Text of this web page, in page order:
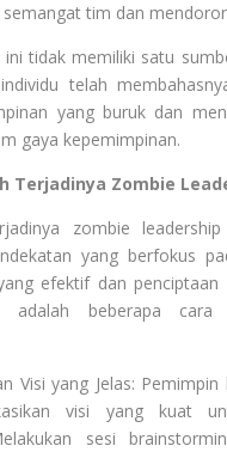
tim dan
ini tidak memiliki satu
telah
yang buruk dan
gaya kepemimpinan.
Terjadinya Zombie
zombie
yang berfokus
efektif dan
adalah beberapa cara
Visi yang Jelas:
visi yang kuat
sesi